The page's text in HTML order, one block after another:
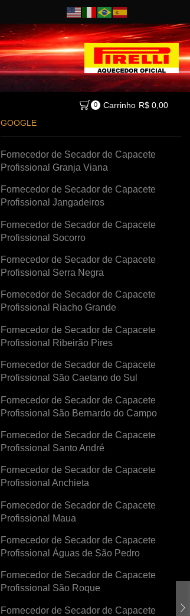
0 Carrinho R$0,00
GOOGLE
Fornecedor de Secador de Capacete
Profissional Granja Viana
Fornecedor de Secador de Capacete
Profissional Jangadeiros
Fornecedor de Secador de Capacete
Profissional Socorro
Fornecedor de Secador de Capacete
Profissional Serra Negra
Fornecedor de Secador de Capacete
Profissional Riacho Grande
Fornecedor de Secador de Capacete
Profissional Ribeirão Pires
Fornecedor de Secador de Capacete
Profissional São Caetano do Sul
Fornecedor de Secador de Capacete
Profissional São Bernardo do Campo
Fornecedor de Secador de Capacete
Profissional Santo André
Fornecedor de Secador de Capacete
Profissional Anchieta
Fornecedor de Secador de Capacete
Profissional Maua
Fornecedor de Secador de Capacete
Profissional Águas de São Pedro
Fornecedor de Secador de Capacete
Profissional São Roque
Fornecedor de Secador de Capacete